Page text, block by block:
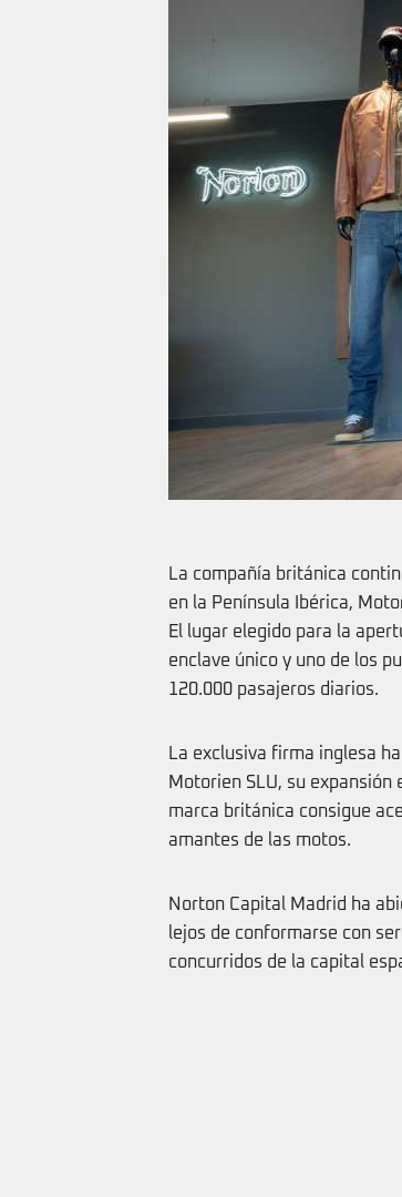
La compañía británica
en la Península Ibérica,
El lugar elegido para la
enclave único y uno de los
120.000 pasajeros diarios.
La exclusiva firma inglesa
Motorien SLU, su
marca británica consigue
amantes de las motos.
Norton Capital Madrid ha
lejos de conformarse con
concurridos de la capital